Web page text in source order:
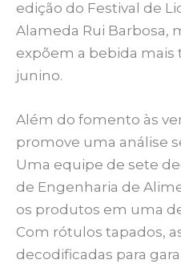
edição do Festival de
Alameda Rui Barbosa,
expõem a bebida
junino.
Além do fomento às
promove uma análise
Uma equipe de sete
de Engenharia de
os produtos em uma
Com rótulos tapados,
decodificadas para